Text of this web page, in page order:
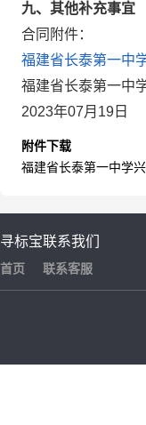
九、其他补充事宜
合同附件：
福建省长泰第一中
福建省长泰第一中
2023年07月19日
附件下载
福建省长泰第一中学
寻标宝
首页
联系我们
联系客服